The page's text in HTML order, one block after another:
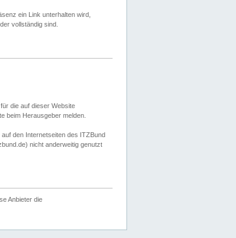
ein Link unterhalten wird,
vollständig sind.
die auf dieser Website
beim Herausgeber melden.
den Internetseiten des ITZBund
nicht anderweitig genutzt
Anbieter die